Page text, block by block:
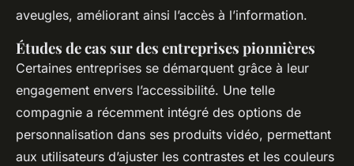
aveugles, améliorant ainsi l’accès à l’information.
Études de cas sur des entreprises pionnières
Certaines entreprises se démarquent grâce à leur
engagement envers l’accessibilité. Une telle
compagnie a récemment intégré des options de
personnalisation dans ses produits vidéo, permettant
aux utilisateurs d’ajuster les contrastes et les couleurs